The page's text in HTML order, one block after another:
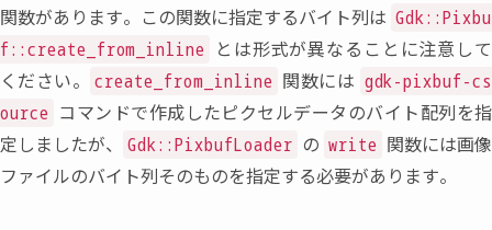
関数があります。この関数に指定するバイト列は Gdk::Pixbu
f::create_from_inline
とは形式が異なることに注意して
ください。
create_from_inline 関数には gdk-pixbuf-cs
ource コマンドで作成したピクセルデータのバイト配列を指
定しましたが、 Gdk::PixbufLoader の write 関数には画像
ファイルのバイト列そのものを指定する必要があります。